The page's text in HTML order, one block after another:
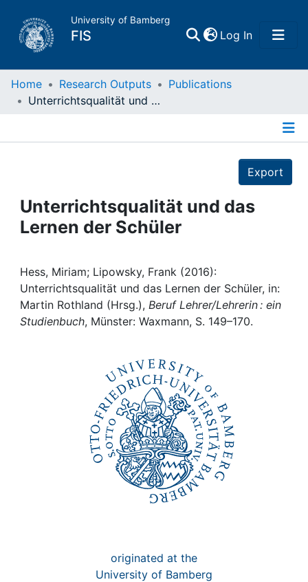
University of Bamberg
FIS Log In(current)
Home
Projects
People
Institutions
Awards
Home Research Outputs
Publications
Unterrichtsqualität und das Lernen der Schüler
Export
Unterrichtsqualität und das
Lernen der Schüler
Hess, Miriam; Lipowsky, Frank (2016):
Unterrichtsqualität und das Lernen der Schüler, in:
Martin Rothland (Hrsg.), Beruf Lehrer/Lehrerin : ein
Studienbuch, Münster: Waxmann, S. 149–170.
originated at the
University of Bamberg